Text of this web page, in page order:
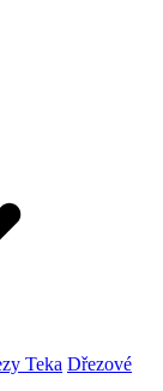
Teka Dřezové